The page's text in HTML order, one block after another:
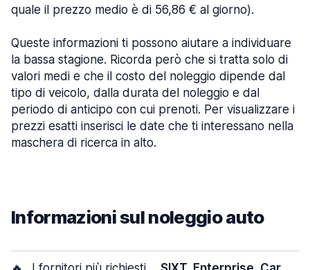
quale il prezzo medio è di 56,86 € al giorno).
Queste informazioni ti possono aiutare a individuare
la bassa stagione. Ricorda però che si tratta solo di
valori medi e che il costo del noleggio dipende dal
tipo di veicolo, dalla durata del noleggio e dal
periodo di anticipo con cui prenoti. Per visualizzare i
prezzi esatti inserisci le date che ti interessano nella
maschera di ricerca in alto.
Informazioni sul noleggio auto